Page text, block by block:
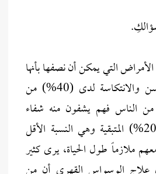
التي يمكن أن نصفها بأنها
تتأرجح ما بين التحسن والانتكاسة لدى (40%) من
أما (40%) من الناس فهم يشفون منه شفاء
كاملاً، أما بالنسبة لـ(20%) المتبقية وهي النسبة الأقل
ملازماً طول الحياة، يرى كثير